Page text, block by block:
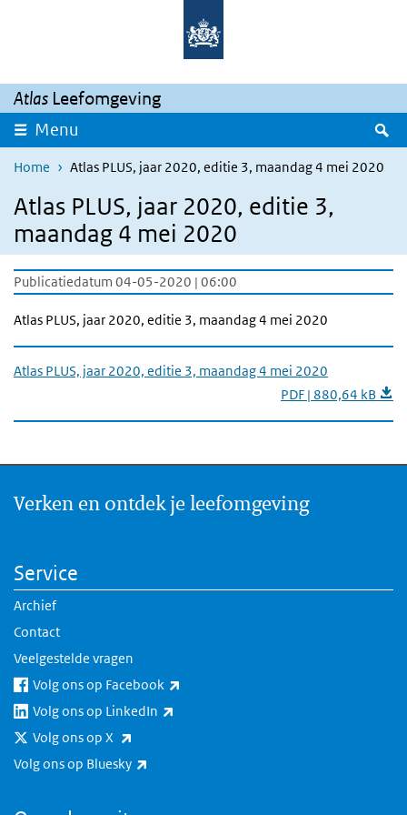
Overslaan en naar de inhoud gaan
Atlas Leefomgeving
Menu
Home Atlas PLUS, jaar 2020, editie 3, maandag 4 mei 2020
Atlas PLUS, jaar 2020, editie 3,
maandag 4 mei 2020
Publicatiedatum 04-05-2020 | 06:00
Atlas PLUS, jaar 2020, editie 3, maandag 4 mei 2020
Atlas PLUS, jaar 2020, editie 3, maandag 4 mei 2020
PDF | 880,64 kB
Verken en ontdek je leefomgeving
Service
Archief
Contact
Veelgestelde vragen
Volg ons op Facebook
Volg ons op LinkedIn
Volg ons op X
Volg ons op Bluesky